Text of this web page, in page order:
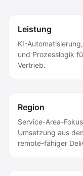
Leistung
KI-
und Prozesslogik
Vertrieb.
Region
Service-Area-
Umsetzung aus
remote-fähiger